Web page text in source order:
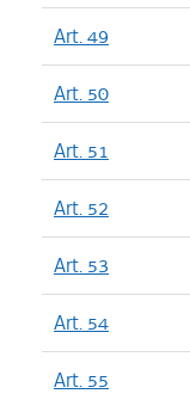
Art. 49
Art. 50
Art. 51
Art. 52
Art. 53
Art. 54
Art. 55